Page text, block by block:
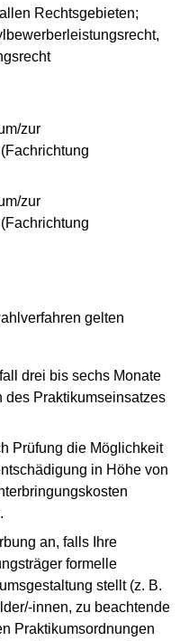
Rechtsgebieten;
zur
zur
gelten
drei bis sechs Monate
des Praktikumseinsatzes
Prüfung die Möglichkeit
in Höhe von
an, falls Ihre
formelle
stellt (z. B.
innen, zu beachtende
Praktikumsordnungen